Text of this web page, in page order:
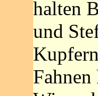
halten
und